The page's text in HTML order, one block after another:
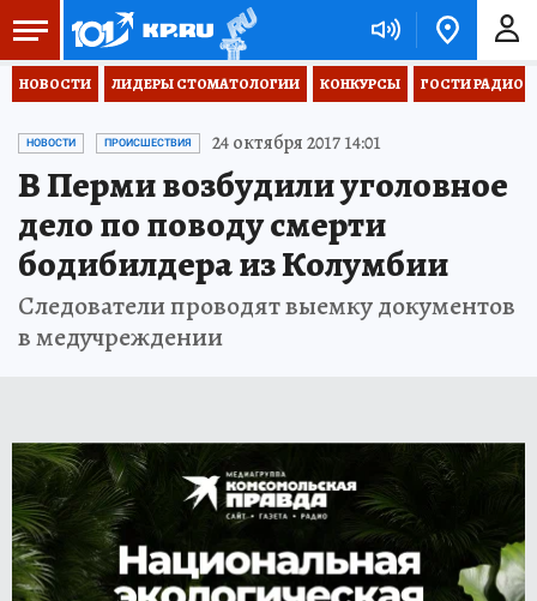
НОВОСТИ ЛИДЕРЫ СТОМАТОЛОГИИ КОНКУРСЫ ГОСТИ РАДИО
НОВОСТИ ПРОИСШЕСТВИЯ 24 октября 2017 14:01
В Перми возбудили уголовное
дело по поводу смерти
бодибилдера из Колумбии
Следователи проводят выемку документов
в медучреждении